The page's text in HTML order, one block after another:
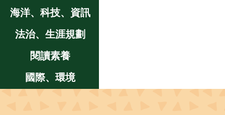
海洋、科技、資訊
法治、生涯規劃
閱讀素養
國際、環境